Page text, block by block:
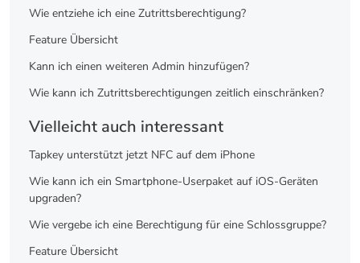
Wie entziehe ich eine Zutrittsberechtigung?
Feature Übersicht
Kann ich einen weiteren Admin hinzufügen?
Wie kann ich Zutrittsberechtigungen zeitlich einschränken?
Vielleicht auch interessant
Tapkey unterstützt jetzt NFC auf dem iPhone
Wie kann ich ein Smartphone-Userpaket auf iOS-Geräten
upgraden?
Wie vergebe ich eine Berechtigung für eine Schlossgruppe?
Feature Übersicht